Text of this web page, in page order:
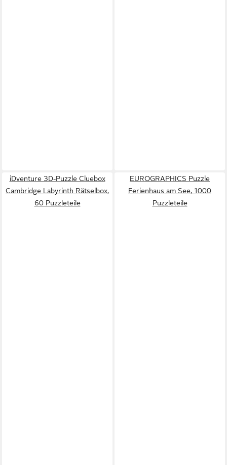
iDventure 3D-Puzzle Cluebox
Cambridge Labyrinth Rätselbox,
60 Puzzleteile
EUROGRAPHICS Puzzle
Ferienhaus am See, 1000
Puzzleteile